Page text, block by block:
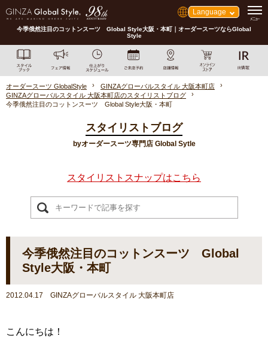
Language
今季俄然注目のコットンスーツ Global Style大阪・本町｜オーダースーツならGlobal
Style
オーダースーツ GlobalStyle
GINZAグローバルスタイル 大阪本町店
GINZAグローバルスタイル 大阪本町店のスタイリストブログ
今季俄然注目のコットンスーツ Global Style大阪・本町
スタイリストブログ
byオーダースーツ専門店 Global Sytle
スタイリストスナップはこちら
今季俄然注目のコットンスーツ Global
Style大阪・本町
2012.04.17 GINZAグローバルスタイル 大阪本町店
こんにちは！